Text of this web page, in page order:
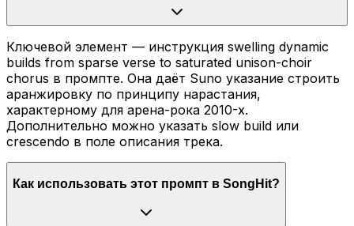
Ключевой элемент — инструкция swelling dynamic
builds from sparse verse to saturated unison-choir
chorus в промпте. Она даёт Suno указание строить
аранжировку по принципу нарастания,
характерному для арена-рока 2010-х.
Дополнительно можно указать slow build или
crescendo в поле описания трека.
Как использовать этот промпт в SongHit?